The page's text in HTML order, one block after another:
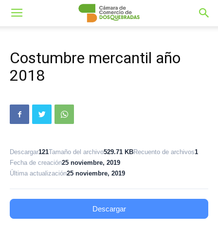
Costumbre mercantil año
2018
Descargar121Tamaño del archivo529.71 KBRecuento de archivos1
Fecha de creación25 noviembre, 2019
Última actualización25 noviembre, 2019
Descargar